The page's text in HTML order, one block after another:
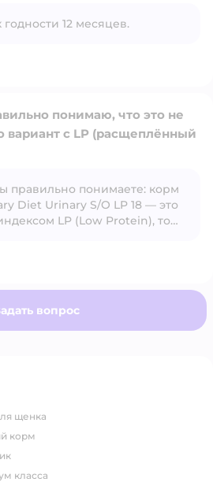
Открыть вопрос
12 месяцев.
Открыть вопрос
понимаю, что это не
вариант с LP (расщеплённый
правильно понимаете: корм
Diet Urinary S/O LP 18 — это
LP (Low Protein), то
формула, где белок
вопрос
щенка
корм
класса